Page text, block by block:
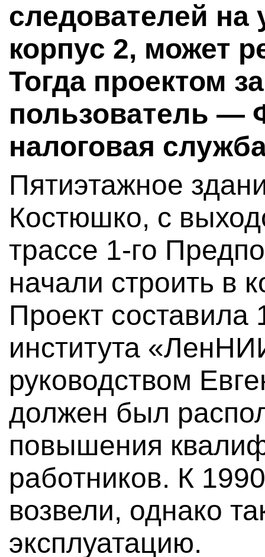
следователей на
корпус 2, может
Тогда проектом
пользователь —
налоговая
Пятиэтажное
Костюшко, с
трассе 1-го
начали строить в
Проект составила
института
руководством
должен был
повышения
работников. К
возвели, однако
эксплуатацию.